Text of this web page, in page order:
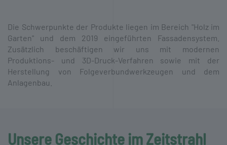
Die Schwer­punkte der Produkte liegen im Bereich "Holz im
Garten" und dem 2019 eingeführten Fassaden­system.
Zusätzlich beschäftigen wir uns mit modernen
Produktions- und 3D-Druck-Verfahren sowie mit der
Herstellung von Folge­verbund­werkzeugen und dem
Anlagen­bau.
Unsere Geschichte im Zeitstrahl